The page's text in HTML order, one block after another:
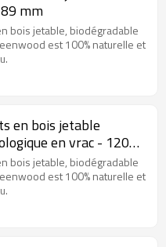
mm
bois jetable, biodégradable
est 100% naturelle et
en bois jetable
en vrac - 120
bois jetable, biodégradable
est 100% naturelle et